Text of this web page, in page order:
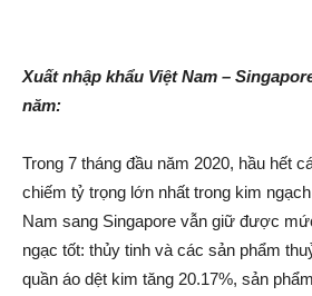
Xuất nhập khẩu Việt Nam –
năm:
Trong 7 tháng đầu năm 2020, hầu hết
chiếm tỷ trọng lớn nhất trong kim
Nam sang Singapore vẫn giữ được
ngạc tốt: thủy tinh và các sản phẩm
quần áo dệt kim tăng 20.17%, sản